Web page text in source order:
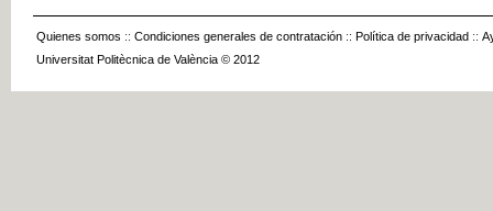
Quienes somos :: Condiciones generales de contratación :: Política de privacidad ::
Universitat Politècnica de València © 2012